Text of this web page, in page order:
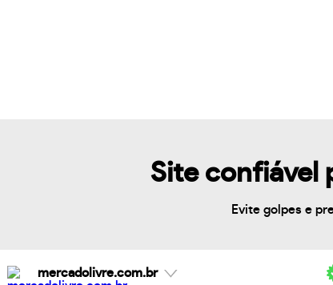
Site confiável
Evite golpes e
mercadolivre.com.br